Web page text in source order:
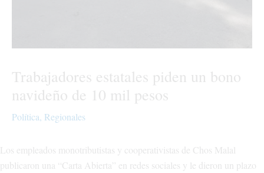
Trabajadores estatales piden un bono
navideño de 10 mil pesos
Política, Regionales
Los empleados monotributistas y cooperativistas de Chos Malal
publicaron una “Carta Abierta” en redes sociales y le dieron un plazo